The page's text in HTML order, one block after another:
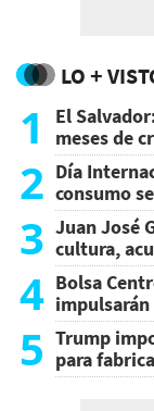
LO +
1
El
meses de
2 Día
consumo
3 Juan José
cultura,
4 Bolsa
5 Trump
para